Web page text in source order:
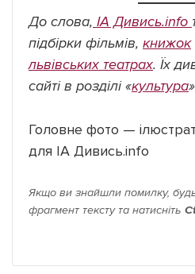
До слова, ІА Дивись.іnfo
підбірки фільмів, книжок
львівських театрах. Їх
сайті в розділі «культура
Головне фото —
для ІА Дивись.info
Якщо ви знайшли помилку, будь
фрагмент тексту та натисніть